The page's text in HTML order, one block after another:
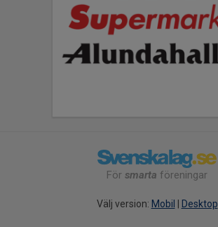
För smarta föreningar
Välj version: Mobil | Desktop